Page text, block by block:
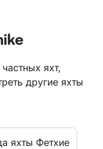
яхт,
другие яхты
яхты Фетхие